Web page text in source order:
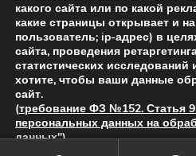
Abicor Binzel 2021 — cварочные
Задавайте вопросы по
какого сайта или по какой
какие страницы открывает и
пользователь; ip-адрес) в
сайта, проведения
статистических
хотите, чтобы ваши данные
сайт.
(требование ФЗ №152. Статья
персональных данных на
данных")